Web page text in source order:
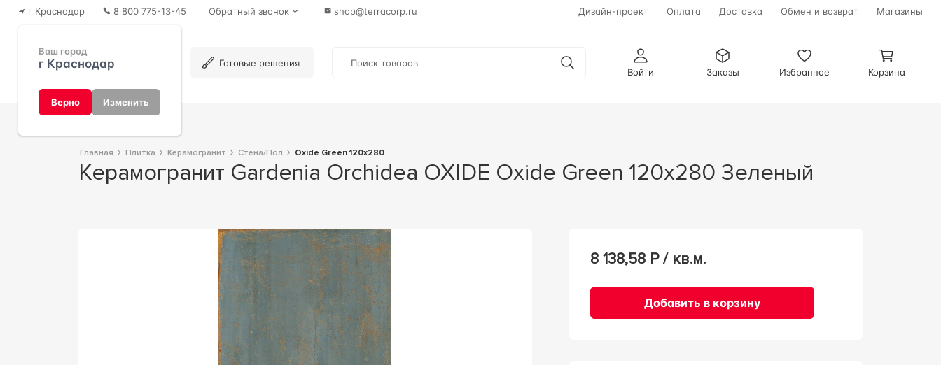
г Краснодар
Ваш город
г Краснодар
Верно Изменить
8 800 775-13-45 Обратный звонок shop@terracorp.ru Дизайн-проект Оплата Доставка Обмен и возврат Магазины
Готовые решения
Войти
Заказы Избранное Корзина
Главная Плитка Керамогранит Стена/Пол Oxide Green 120x280
Керамогранит Gardenia Orchidea OXIDE Oxide Green 120x280 Зеленый
8 138,58 Р / кв.м.
Добавить в корзину